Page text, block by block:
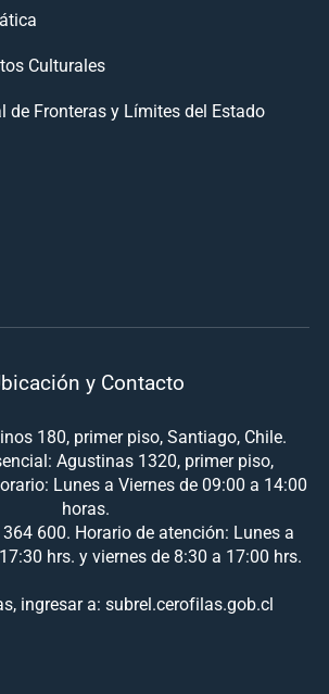
Culturales
de Fronteras y Límites del Estado
y Contacto
180, primer piso, Santiago, Chile.
Agustinas 1320, primer piso,
Lunes a Viernes de 09:00 a 14:00
horas.
364 600. Horario de atención: Lunes a
hrs. y viernes de 8:30 a 17:00 hrs.
ingresar a: subrel.cerofilas.gob.cl